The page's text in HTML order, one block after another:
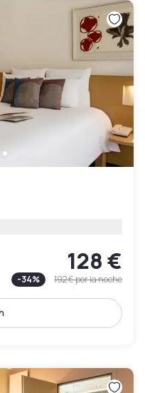
128 €
-34% 192 €por la noche